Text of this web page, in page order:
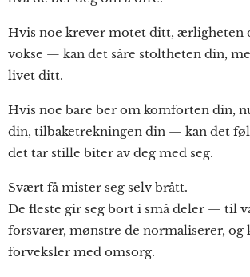
Hvis noe krever motet ditt, ærligheten
vokse — kan det såre stoltheten din,
livet ditt.
Hvis noe bare ber om komforten din,
din, tilbaketrekningen din — kan det
det tar stille biter av deg med seg.
Svært få mister seg selv brått.
De fleste gir seg bort i små deler — til
forsvarer, mønstre de normaliserer, og
forveksler med omsorg.